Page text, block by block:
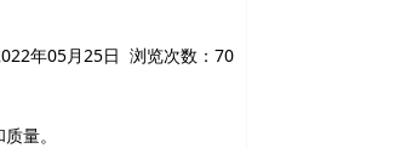
年05月25日 浏览次数： 70
量。